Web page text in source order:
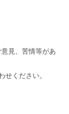
見、苦情等があ
せください。